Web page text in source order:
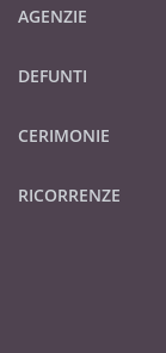
AGENZIE
DEFUNTI
CERIMONIE
RICORRENZE